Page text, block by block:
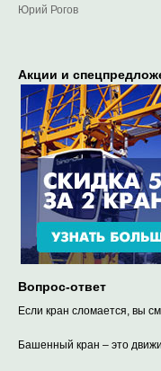
Акции и
Вопрос-ответ
Если кран сломается, вы
Башенный кран – это
Юрий Рогов